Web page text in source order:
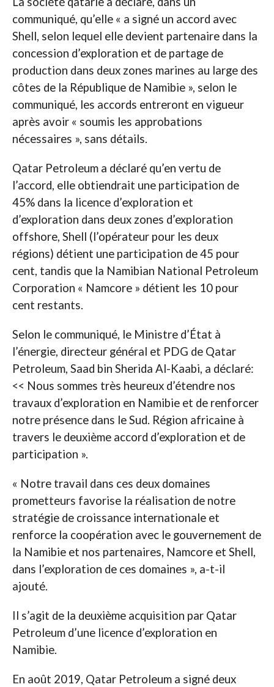
communiqué, qu’elle « a signé un accord avec
Shell, selon lequel elle devient partenaire dans la
concession d’exploration et de partage de
production dans deux zones marines au large des
côtes de la République de Namibie », selon le
communiqué, les accords entreront en vigueur
après avoir « soumis les approbations
nécessaires », sans détails.
Qatar Petroleum a déclaré qu’en vertu de
l’accord, elle obtiendrait une participation de
45% dans la licence d’exploration et
d’exploration dans deux zones d’exploration
offshore, Shell (l’opérateur pour les deux
régions) détient une participation de 45 pour
cent, tandis que la Namibian National Petroleum
Corporation « Namcore » détient les 10 pour
cent restants.
Selon le communiqué, le Ministre d’État à
l’énergie, directeur général et PDG de Qatar
Petroleum, Saad bin Sherida Al-Kaabi, a déclaré:
<< Nous sommes très heureux d’étendre nos
travaux d’exploration en Namibie et de renforcer
notre présence dans le Sud. Région africaine à
travers le deuxième accord d’exploration et de
participation ».
« Notre travail dans ces deux domaines
prometteurs favorise la réalisation de notre
stratégie de croissance internationale et
renforce la coopération avec le gouvernement de
la Namibie et nos partenaires, Namcore et Shell,
dans l’exploration de ces domaines », a-t-il
ajouté.
Il s’agit de la deuxième acquisition par Qatar
Petroleum d’une licence d’exploration en
Namibie.
En août 2019, Qatar Petroleum a signé deux